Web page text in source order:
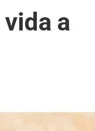
a